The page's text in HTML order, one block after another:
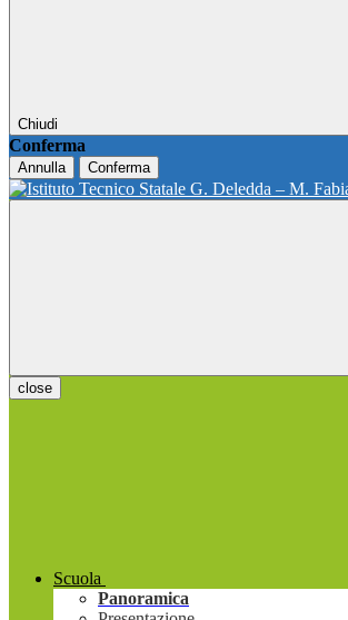
Chiudi
Conferma
Annulla Conferma
close
Scuola
Panoramica